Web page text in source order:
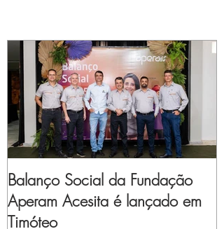
Balanço Social da Fundação
Aperam Acesita é lançado em
Timóteo